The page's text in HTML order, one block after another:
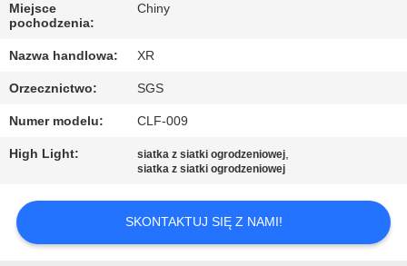
SKONTAKTUJ
NAMI
O
WYCENĘ
Miejsce
pochodzenia:
Chiny
Nazwa handlowa: XR
Orzecznictwo: SGS
Numer modelu: CLF-009
High Light: siatka z siatki ogrodzeniowej,
siatka z siatki ogrodzeniowej
SKONTAKTUJ SIĘ Z NAMI!